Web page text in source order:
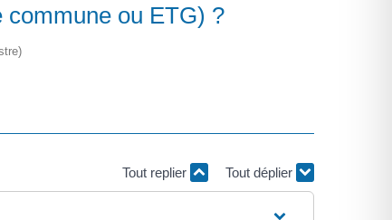
commune ou ETG) ?
Tout replier Tout déplier